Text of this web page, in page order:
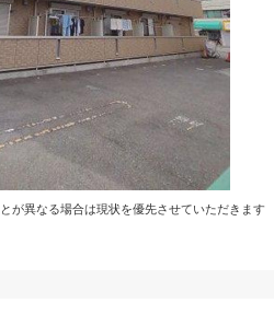
が異なる場合は現状を優先させていただきます